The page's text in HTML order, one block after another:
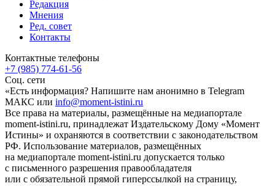
Редакция
Мнения
Ред. совет
Контакты
Контактные телефоны
+7 (985) 774-61-56
Соц. сети
«Есть информация? Напишите нам анонимно в Telegram
МАКС или info@moment-istini.ru
Все права на материалы, размещённые на медиапортале
moment-istini.ru, принадлежат Издательскому Дому «Момент
Истины» и охраняются в соответствии с законодательством
РФ. Использование материалов, размещённых
на медиапортале moment-istini.ru допускается только
с письменного разрешения правообладателя
или с обязательной прямой гиперссылкой на страницу,